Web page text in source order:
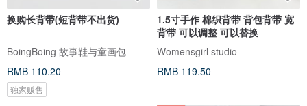
换购长背带(短背带不出货)
BoingBoing 故事鞋与童画包
RMB 110.20
独家贩售
1.5寸手作 棉织背带 背包背带 宽
背带 可以调整 可以替换
Womensgirl studio
RMB 119.50